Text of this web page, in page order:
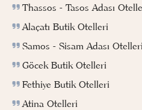
Thassos - Tasos Adası
Alaçatı Butik Otelleri
Samos - Sisam Adası Otelleri
Göcek Butik Otelleri
Fethiye Butik Otelleri
Atina Otelleri